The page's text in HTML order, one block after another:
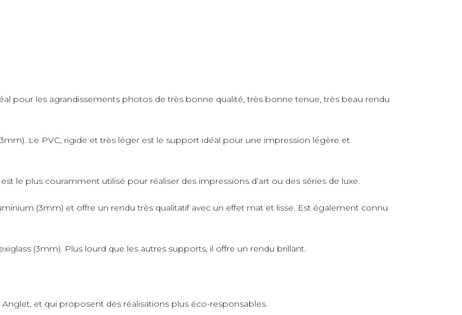
pour les agrandissements photos de très bonne qualité, très bonne tenue, très beau rendu
Le PVC, rigide et très léger est le support idéal pour une impression légère et
le plus couramment utilisé pour réaliser des impressions d’art ou des séries de luxe.
(3mm) et offre un rendu très qualitatif avec un effet mat et lisse. Est également connu
(3mm). Plus lourd que les autres supports, il offre un rendu brillant.
et qui proposent des réalisations plus éco-responsables.